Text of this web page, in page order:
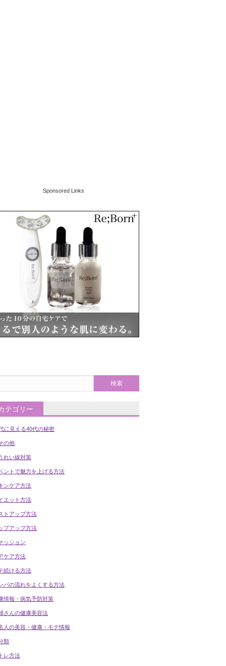
Sponsored Links
テゴリー
に見える40代の秘密
の他
れい線対策
ントで魅力を上げる方法
ンケア方法
エット方法
トアップ方法
プアップ方法
ッション
ケア方法
続ける方法
パの流れをよくする方法
情報・病気予防対策
さんの健康美容法
人の美容・健康・モテ情報
類
レ方法